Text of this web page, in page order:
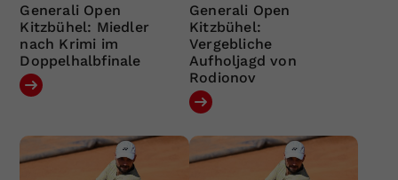
Generali Open
Kitzbühel: Miedler
nach Krimi im
Doppelhalbfinale
Generali Open
Kitzbühel:
Vergebliche
Aufholjagd von
Rodionov